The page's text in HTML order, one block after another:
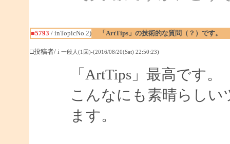
■5793 / inTopicNo.2) 「ArtTips」の技術的な質問（？）です。
□投稿者/ i 一般人(1回)-(2016/08/20(Sat) 22:50:23)
「ArtTips」最高です。
こんなにも素晴らし
ます。